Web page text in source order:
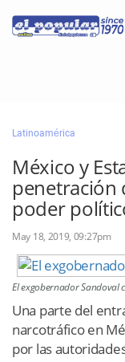
Classifieds
Categorías
Iniciar
Latinoamérica
México y
penetración
poder
May 18, 2019, 09:27pm
El exgobernador Sandoval
Una parte del
narcotráfico en
por las